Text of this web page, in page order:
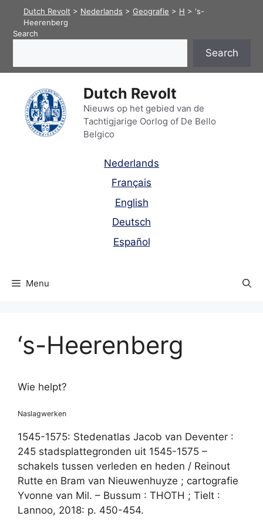
content
Dutch Revolt > Nederlands > Geografie > H > ‘s-
Heerenberg
Search
Search
Dutch Revolt
Nieuws op het gebied van de
Tachtigjarige Oorlog of De Bello
Belgico
Nederlands
Français
English
Deutsch
Español
Menu
‘s-Heerenberg
Wie helpt?
Naslagwerken
1545-1575: Stedenatlas Jacob van Deventer :
245 stadsplattegronden uit 1545-1575 –
schakels tussen verleden en heden / Reinout
Rutte en Bram van Nieuwenhuyze ; cartografie
Yvonne van Mil. – Bussum : THOTH ; Tielt :
Lannoo, 2018: p. 450-454.